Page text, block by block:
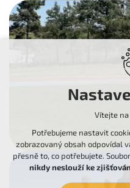
Vítejte
Potřebujeme nastavit
zobrazovaný obsah odpovídal
přesně to, co potřebujete.
nikdy neslouží ke